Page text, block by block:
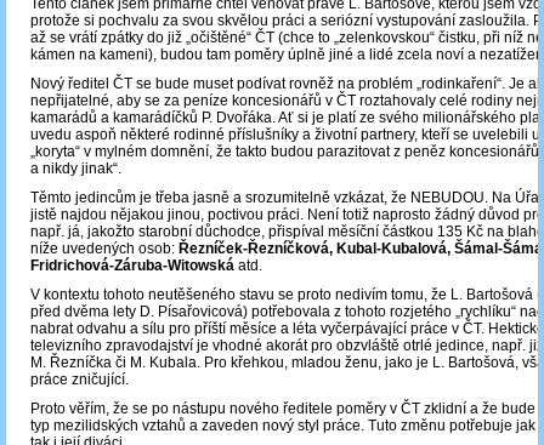
Tento článek jsem primárně chtěl věnovat právě L. Bartošové, kterou jsem
protože si pochvalu za svou skvělou práci a seriózní vystupování zasloužila.
až se vrátí zpátky do již „očištěné“ ČT (chce to „zelenkovskou“ čistku, při níž
kámen na kameni), budou tam poměry úplně jiné a lidé zcela noví a
Nový ředitel ČT se bude muset podívat rovněž na problém „rodinkaření“. Je
nepřijatelné, aby se za peníze koncesionářů v ČT roztahovaly celé rodiny
kamarádů a kamarádíčků P. Dvořáka. Ať si je platí ze svého milionářského
uvedu aspoň některé rodinné příslušníky a životní partnery, kteří se uvelebili
„koryta“ v mylném domnění, že takto budou parazitovat z peněz koncesionářů
a nikdy jinak“.
Těmto jedincům je třeba jasně a srozumitelně vzkázat, že NEBUDOU. Na
jistě najdou nějakou jinou, poctivou práci. Není totiž naprosto žádný důvod
např. já, jakožto starobní důchodce, přispíval měsíční částkou 135 Kč na
níže uvedených osob: Řezníček-Řezníčková, Kubal-Kubalová, Šámal-
Fridrichová-Záruba-Witowská atd.
V kontextu tohoto neutěšeného stavu se proto nedivím tomu, že L. Bartošová
před dvěma lety D. Písařovicová) potřebovala z tohoto rozjetého „rychlíku“
nabrat odvahu a sílu pro příští měsíce a léta vyčerpávající práce v ČT.
televizního zpravodajství je vhodné akorát pro obzvláště otrlé jedince, např.
M. Řezníčka či M. Kubala. Pro křehkou, mladou ženu, jako je L. Bartošová,
práce zničující.
Proto věřím, že se po nástupu nového ředitele poměry v ČT zklidní a že bude
typ mezilidských vztahů a zaveden nový styl práce. Tuto změnu potřebuje jak